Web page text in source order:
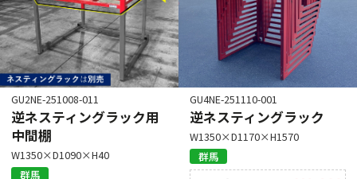
GU2NE-251008-011
逆ネスティングラック用
中間棚
W1350×D1090×H40
群馬
GU4NE-251110-001
逆ネスティングラック
W1350×D1170×H1570
群馬